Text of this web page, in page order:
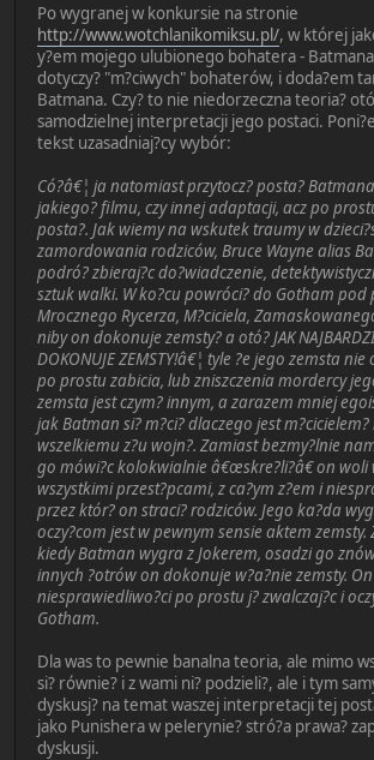
Po wygranej w konkursie na stronie
http://www.wotchlanikomiksu.pl/, w której
y?em mojego ulubionego bohatera -
dotyczy? "m?ciwych" bohaterów, i doda?em
Batmana. Czy? to nie niedorzeczna teoria?
samodzielnej interpretacji jego postaci.
tekst uzasadniaj?cy wybór:
Có?â€¦ ja natomiast przytocz? posta?
jakiego? filmu, czy innej adaptacji, acz po
posta?. Jak wiemy na wskutek traumy w
zamordowania rodziców, Bruce Wayne alias
podró? zbieraj?c do?wiadczenie,
sztuk walki. W ko?cu powróci? do Gotham pod
Mrocznego Rycerza, M?ciciela,
niby on dokonuje zemsty? a otó? JAK
DOKONUJE ZEMSTY!â€¦ tyle ?e jego zemsta
po prostu zabicia, lub zniszczenia mordercy
zemsta jest czym? innym, a zarazem mniej
jak Batman si? m?ci? dlaczego jest
wszelkiemu z?u wojn?. Zamiast bezmy?lnie
go mówi?c kolokwialnie â€œskre?li?â€ on woli
wszystkimi przest?pcami, z ca?ym z?em i
przez któr? on straci? rodziców. Jego ka?da
oczy?com jest w pewnym sensie aktem zemsty.
kiedy Batman wygra z Jokerem, osadzi go
innych ?otrów on dokonuje w?a?nie zemsty. On
niesprawiedliwo?ci po prostu j? zwalczaj?c i
Gotham.
Dla was to pewnie banalna teoria, ale mimo
si? równie? i z wami ni? podzieli?, ale i tym
dyskusj? na temat waszej interpretacji tej
jako Punishera w pelerynie? stró?a prawa?
dyskusji.